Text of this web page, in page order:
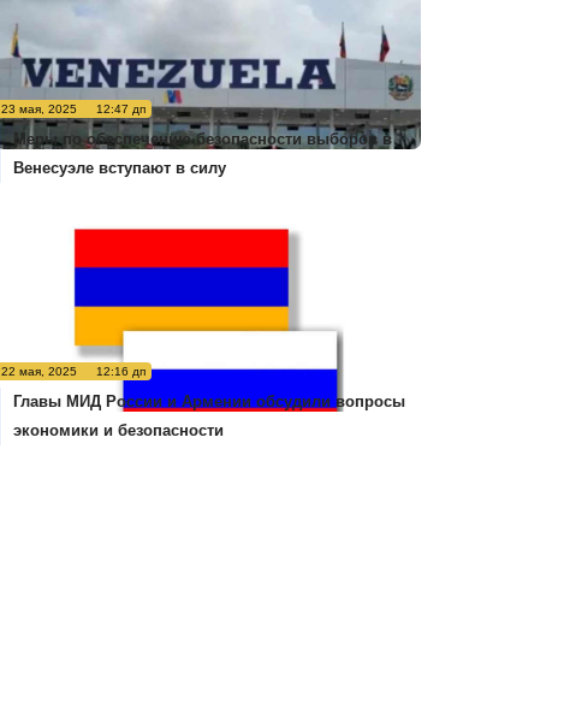
23 мая, 2025 12:47 дп
Меры по обеспечению безопасности выборов в
Венесуэле вступают в силу
22 мая, 2025 12:16 дп
Главы МИД России и Армении обсудили вопросы
экономики и безопасности